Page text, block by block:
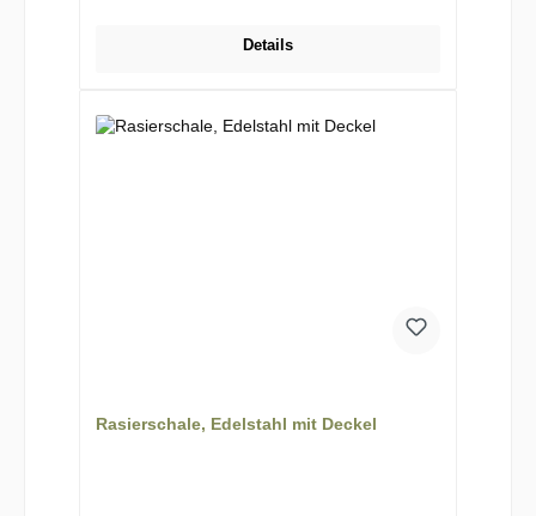
Details
Rasierschale, Edelstahl mit Deckel